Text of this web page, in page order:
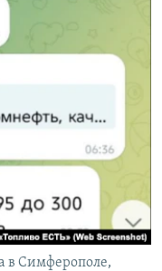
в Симферополе,